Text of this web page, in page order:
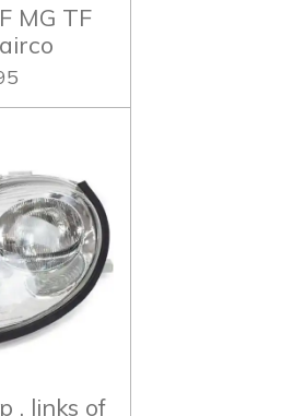
MG TF
, links of